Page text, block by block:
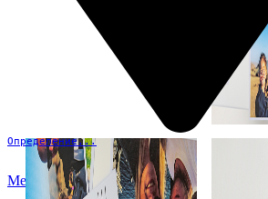
Определение...
Меню